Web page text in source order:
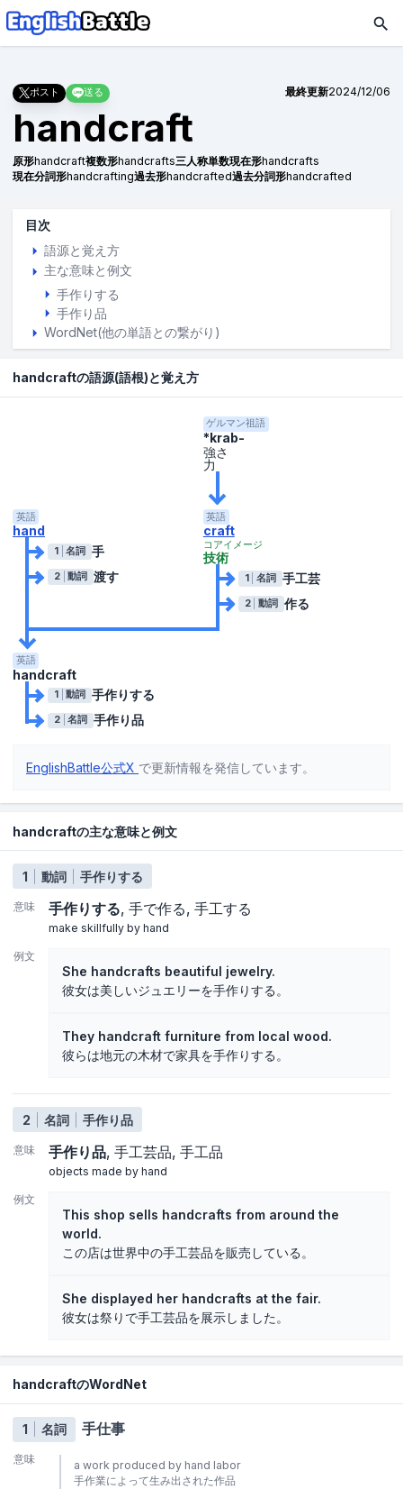
ポスト 送る 最終更新2024/12/06
handcraft
原形handcraft複数形handcrafts三人称単数現在形handcrafts
現在分詞形handcrafting過去形handcrafted過去分詞形handcrafted
目次
語源と覚え方
主な意味と例文
手作りする
手作り品
WordNet(他の単語との繋がり)
handcraftの語源(語根)と覚え方
ゲルマン祖語
*krab-
強さ
力
英語
hand
1 名詞 手
2 動詞 渡す
英語
craft
コアイメージ
技術
1 名詞 手工芸
2 動詞 作る
英語
handcraft
1 動詞 手作りする
2 名詞 手作り品
EnglishBattle公式X で更新情報を発信しています。
handcraftの主な意味と例文
1 動詞 手作りする
意味 手作りする 手で作る 手工する
make skillfully by hand
例文
She handcrafts beautiful jewelry.
彼女は美しいジュエリーを手作りする。
They handcraft furniture from local wood.
彼らは地元の木材で家具を手作りする。
2 名詞 手作り品
意味 手作り品 手工芸品 手工品
objects made by hand
例文
This shop sells handcrafts from around the
world.
この店は世界中の手工芸品を販売している。
She displayed her handcrafts at the fair.
彼女は祭りで手工芸品を展示しました。
handcraftのWordNet
1 名詞 手仕事
意味
a work produced by hand labor
手作業によって生み出された作品